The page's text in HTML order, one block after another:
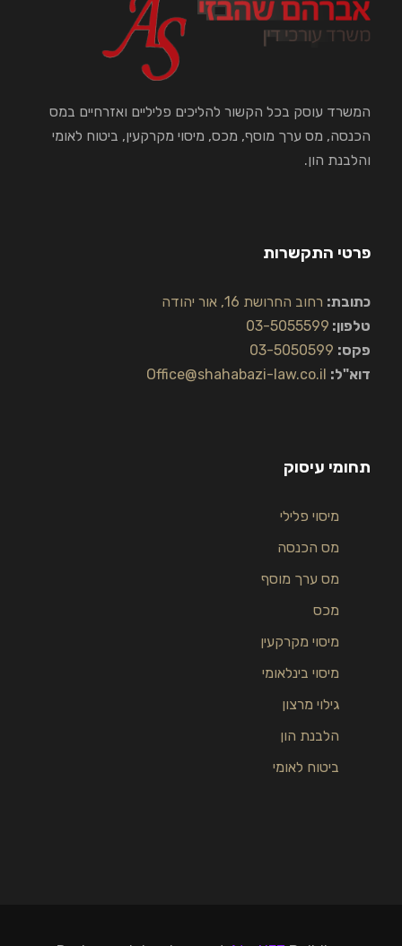
המשרד עוסק בכל הקשור להליכים פליליים ואזרחיים במס
הכנסה, מס ערך מוסף, מכס, מיסוי מקרקעין, ביטוח לאומי
והלבנת הון.
פרטי התקשרות
כתובת: רחוב החרושת 16, אור יהודה
טלפון: 03-5055599
פקס: 03-5050599
דוא"ל: Office@shahabazi-law.co.il
תחומי עיסוק
מיסוי פלילי
מס הכנסה
מס ערך מוסף
מכס
מיסוי מקרקעין
מיסוי בינלאומי
גילוי מרצון
הלבנת הון
ביטוח לאומי